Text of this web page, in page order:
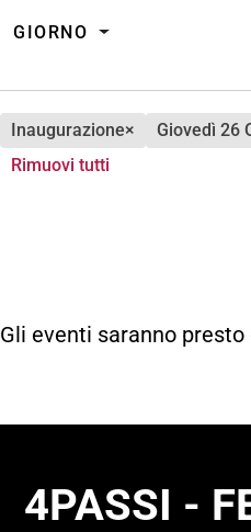
GIORNO
inaugurazione× giovedì 26
Rimuovi tutti
Gli eventi saranno
4PASSI -